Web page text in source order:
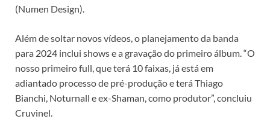
(Numen Design).
Além de soltar novos vídeos, o planejamento da banda
para 2024 inclui shows e a gravação do primeiro álbum. “O
nosso primeiro full, que terá 10 faixas, já está em
adiantado processo de pré-produção e terá Thiago
Bianchi, Noturnall e ex-Shaman, como produtor”, concluiu
Cruvinel.